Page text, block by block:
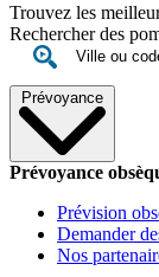
Trouvez les
Rechercher des
Prévoyance
Prévoyance
Prévision
Demander
Nos